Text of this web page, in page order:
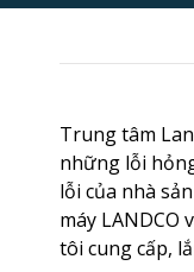
Trung tâm
những lỗi
lỗi của nhà
máy LANDCO
tôi cung cấp,